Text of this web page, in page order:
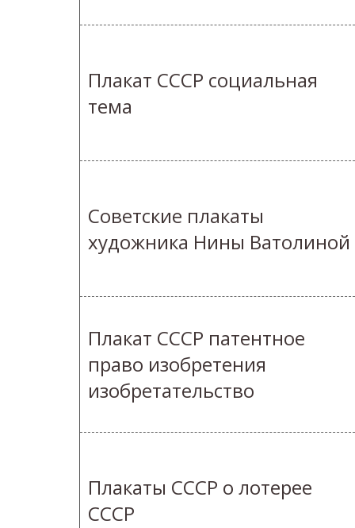
Плакат СССР социальная
тема
Советские плакаты
художника Нины Ватолиной
Плакат СССР патентное
право изобретения
изобретательство
Плакаты СССР о лотерее
СССР